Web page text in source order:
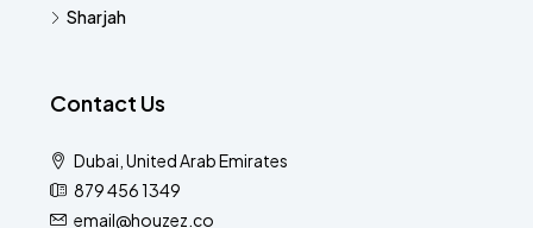
Sharjah
Contact Us
Dubai, United Arab Emirates
879 456 1349
email@houzez.co